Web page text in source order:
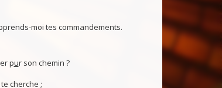
moi tes commandements.
pur son chemin ?
cherche ;